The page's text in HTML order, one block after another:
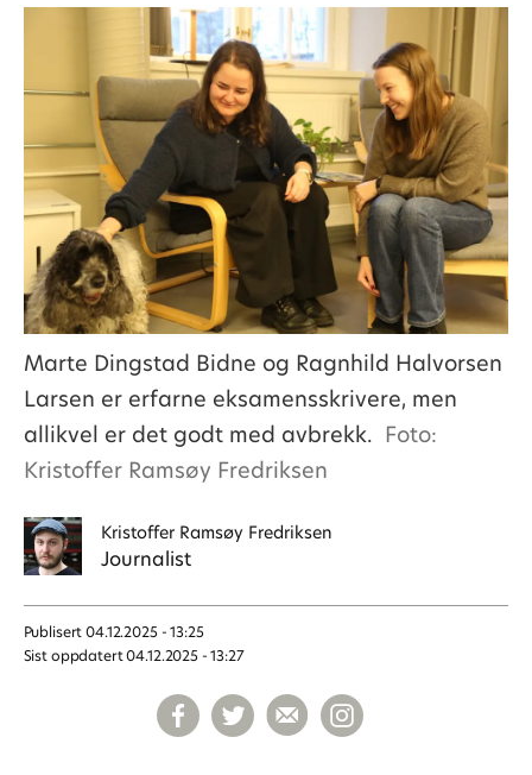
Marte Dingstad Bidne og Ragnhild Halvorsen
Larsen er erfarne eksamensskrivere, men
allikvel er det godt med avbrekk. Foto:
Kristoffer Ramsøy Fredriksen
Kristoffer Ramsøy Fredriksen
Journalist
Publisert
04.12.2025 - 13:25
Sist oppdatert
04.12.2025 - 13:27